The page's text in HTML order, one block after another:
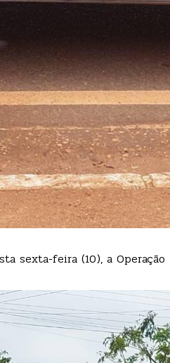
sexta-feira (10), a Operação